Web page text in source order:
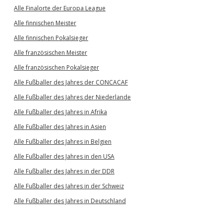
Alle Finalorte der Europa League
Alle finnischen Meister
Alle finnischen Pokalsieger
Alle französischen Meister
Alle französischen Pokalsieger
Alle Fußballer des Jahres der CONCACAF
Alle Fußballer des Jahres der Niederlande
Alle Fußballer des Jahres in Afrika
Alle Fußballer des Jahres in Asien
Alle Fußballer des Jahres in Belgien
Alle Fußballer des Jahres in den USA
Alle Fußballer des Jahres in der DDR
Alle Fußballer des Jahres in der Schweiz
Alle Fußballer des Jahres in Deutschland